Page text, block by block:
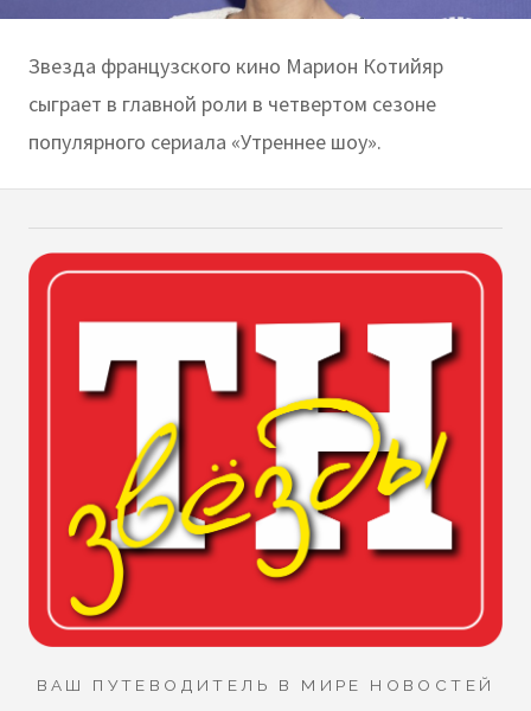
Звезда французского кино Марион Котийяр
сыграет в главной роли в четвертом сезоне
популярного сериала «Утреннее шоу».
ВАШ ПУТЕВОДИТЕЛЬ В МИРЕ НОВОСТЕЙ